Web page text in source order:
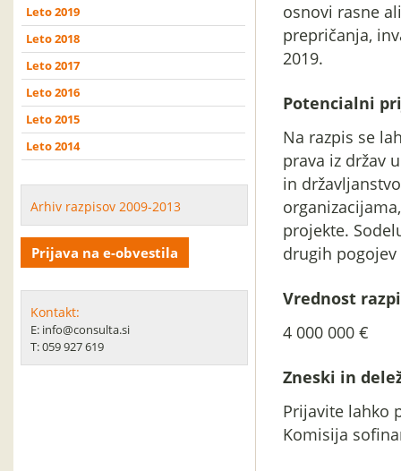
Leto 2019
Leto 2018
Leto 2017
Leto 2016
Leto 2015
Leto 2014
Arhiv razpisov 2009-2013
Prijava na e-obvestila
Kontakt:
E: info@consulta.si
T: 059 927 619
osnovi rasne
prepričanja,
2019.
Potencialni
Na razpis se
prava iz držav
in
projekte.
drugih
Vrednost
4 000 000 €
Zneski in
Prijavite lahko
Komisija